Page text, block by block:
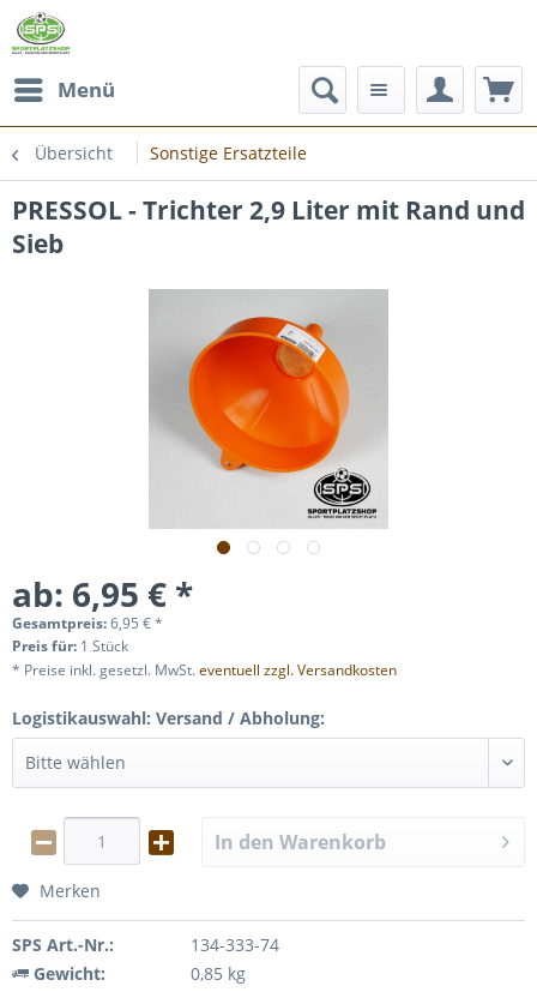
Menü
Übersicht Sonstige Ersatzteile
PRESSOL - Trichter 2,9 Liter mit Rand und
Sieb
ab: 6,95 € *
Gesamtpreis:6,95 €*
Preis für: 1 Stück
* Preise inkl. gesetzl. MwSt.eventuell zzgl. Versandkosten
Logistikauswahl: Versand / Abholung:
In den Warenkorb
Merken
SPS Art.-Nr.:
134-333-74
Gewicht:
0,85 kg